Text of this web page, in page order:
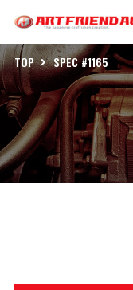
TOP SPEC #1165